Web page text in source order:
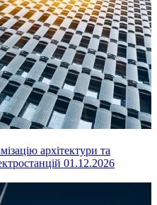
архітектури та
01.12.2026